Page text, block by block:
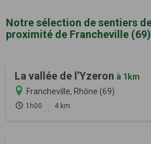
Notre sélection de sentiers
proximité de Francheville (69)
La vallée de l’Yzeron à 1km
Francheville, Rhône (69)
1h00 4 km